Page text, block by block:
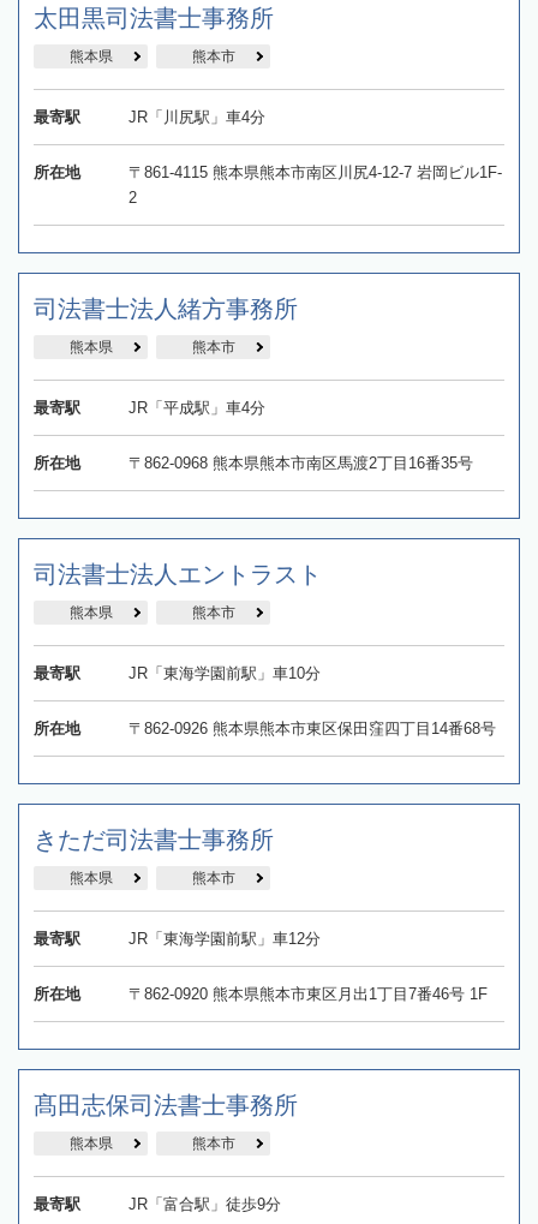
太田黒司法書士事務所
熊本県 熊本市
最寄駅 JR「川尻駅」車4分
所在地
〒861-4115 熊本県熊本市南区川尻4-12-7 岩岡ビル1F-
2
司法書士法人緒方事務所
熊本県 熊本市
最寄駅 JR「平成駅」車4分
所在地 〒862-0968 熊本県熊本市南区馬渡2丁目16番35号
司法書士法人エントラスト
熊本県 熊本市
最寄駅 JR「東海学園前駅」車10分
所在地 〒862-0926 熊本県熊本市東区保田窪四丁目14番68号
きただ司法書士事務所
熊本県 熊本市
最寄駅 JR「東海学園前駅」車12分
所在地 〒862-0920 熊本県熊本市東区月出1丁目7番46号 1F
髙田志保司法書士事務所
熊本県 熊本市
最寄駅 JR「富合駅」徒歩9分